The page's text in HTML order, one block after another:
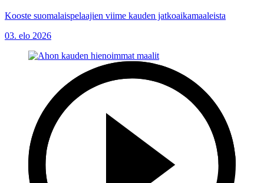
Kooste suomalaispelaajien viime kauden jatkoaikamaaleista
03. elo 2026